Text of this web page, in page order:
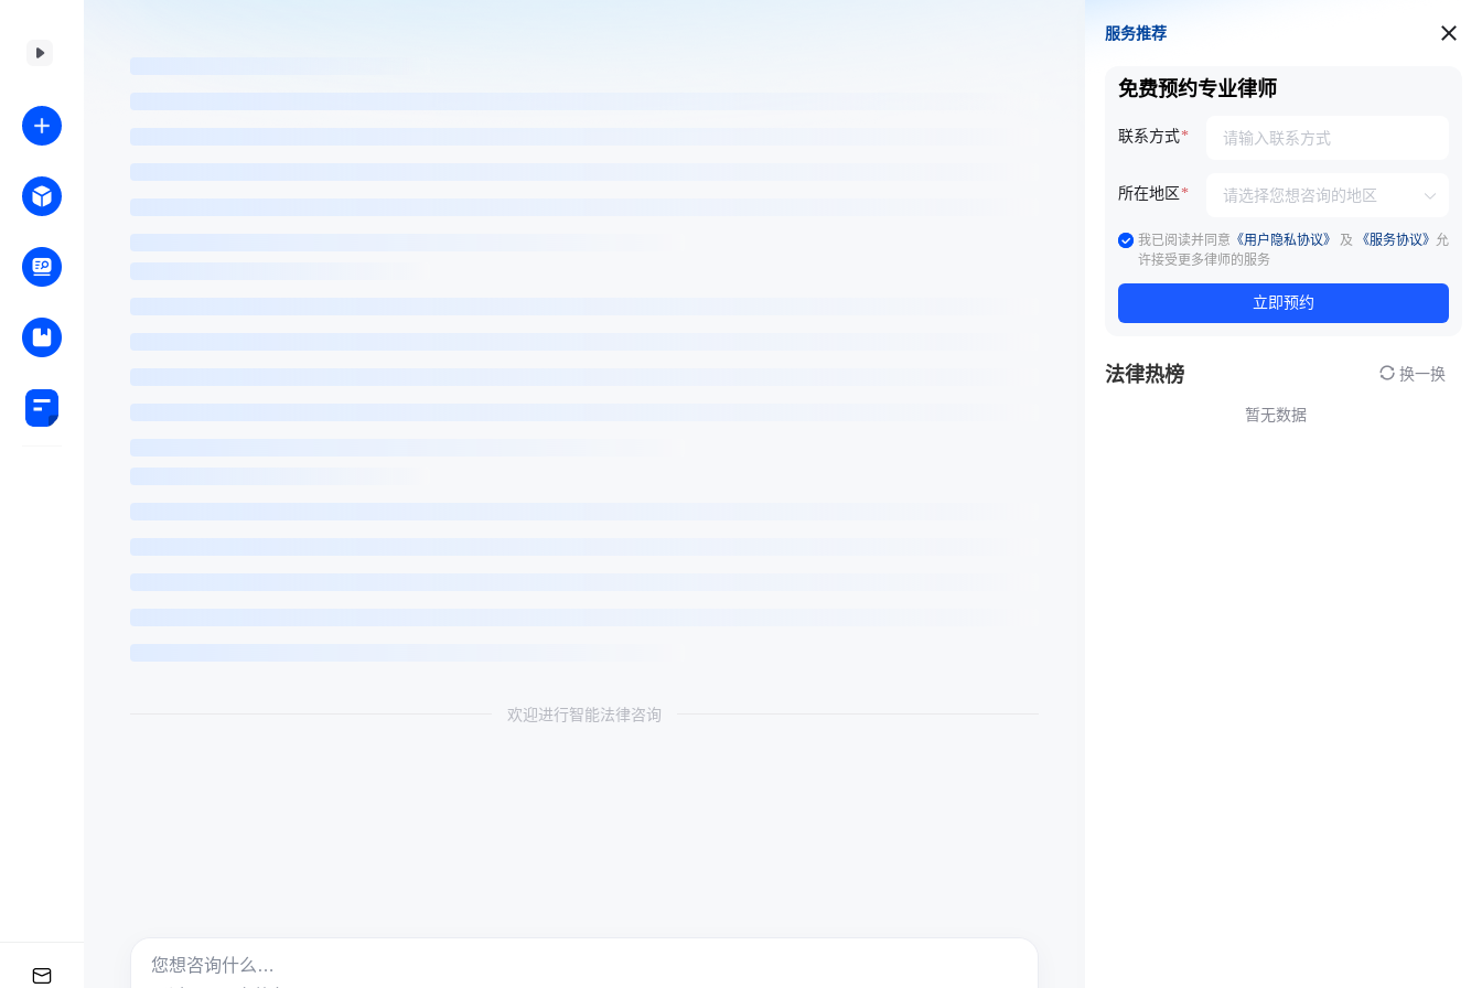
欢迎进行智能法律咨询
服务推荐
服务推荐
免费预约专业律师
联系方式
所在地区
我已阅读并同意 《用户隐私协议》 及 《服务协议》 允
许接受更多律师的服务
立即预约
法律热榜 换一换
暂无数据